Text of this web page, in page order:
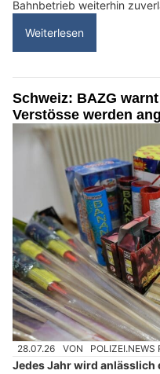
Bahnbetrieb weiterhin
Weiterlesen
Schweiz: BAZG
Verstösse werden
28.07.26 VON POLIZEI.NEWS
Jedes Jahr wird anlässlich